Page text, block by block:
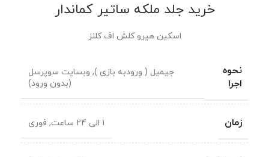
خرید جلد ملکه ساتیر کماندار
اسکین هیرو کلش اف کلنز
نحوه
اجرا
جیمیل ( ورودبه بازی ), وبسایت سوپرسل
(بدون ورود)
زمان 1 الی 24 ساعت , فوری